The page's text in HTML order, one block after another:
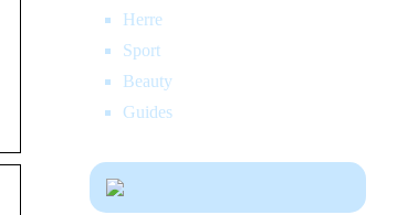
Herre
Sport
Beauty
Guides